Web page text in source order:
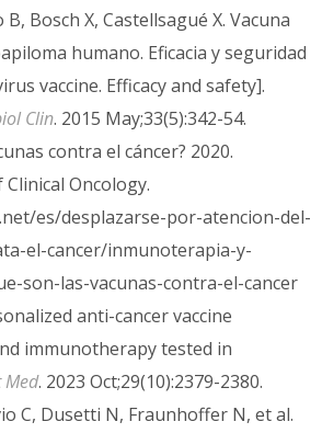
Bosch X, Castellsagué X. Vacuna
humano. Eficacia y seguridad
vaccine. Efficacy and safety].
Clin. 2015 May;33(5):342-54.
contra el cáncer? 2020.
Oncology.
es/desplazarse-por-atencion-del-
el-cancer/inmunoterapia-y-
son-las-vacunas-contra-el-cancer
anti-cancer vaccine
immunotherapy tested in
Med. 2023 Oct;29(10):2379-2380.
C, Dusetti N, Fraunhoffer N, et al.